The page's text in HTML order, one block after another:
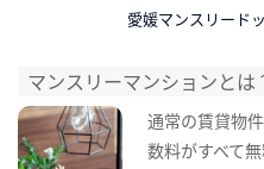
愛媛マンスリード
マンスリーマンションとは
通常の賃貸物
数料がすべて無